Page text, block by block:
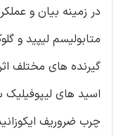
متابولیسم لیپید و
اسید های
چرب ضروریف